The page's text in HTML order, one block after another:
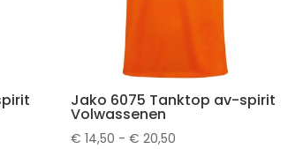
Jako 6075 Tanktop av-spirit
Volwassenen
€ 14,50 - € 20,50